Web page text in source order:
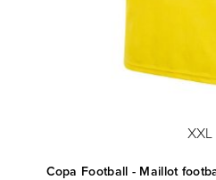
XXL
Copa Football - Maillot